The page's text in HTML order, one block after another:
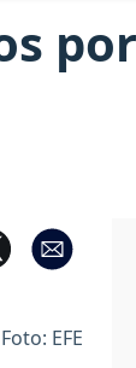
EFE